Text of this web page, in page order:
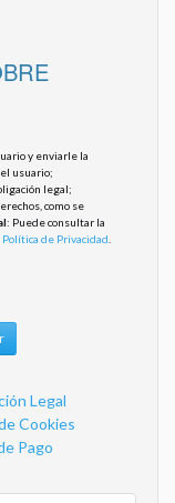
y enviarle la
usuario;
legal;
como se
: Puede consultar la
Política de Privacidad
Legal
Cookies
Pago